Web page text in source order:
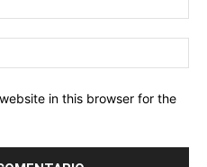
in this browser for the